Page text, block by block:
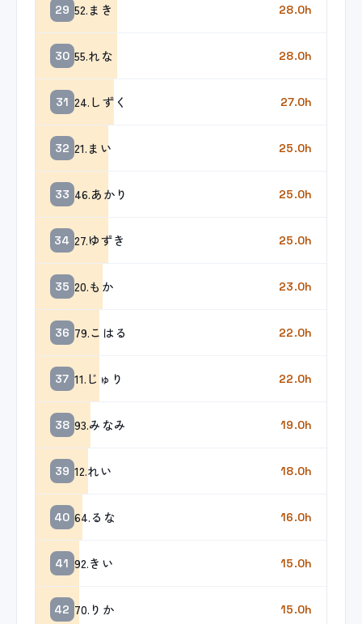
29 52.まき 28.0h
30 55.れな 28.0h
31 24.しずく 27.0h
32 21.まい 25.0h
33 46.あかり 25.0h
34 27.ゆずき 25.0h
35 20.もか 23.0h
36 79.こはる 22.0h
37 11.じゅり 22.0h
38 93.みなみ 19.0h
39 12.れい 18.0h
40 64.るな 16.0h
41 92.きい 15.0h
42 70.りか 15.0h